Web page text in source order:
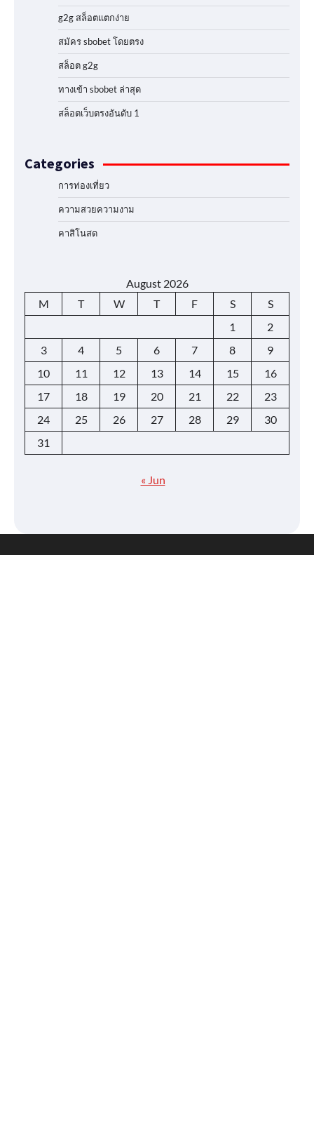
g2g สล็อตแตกง่าย
สมัคร sbobet โดยตรง
สล็อต g2g
ทางเข้า sbobet ล่าสุด
สล็อตเว็บตรงอันดับ 1
Categories
การท่องเที่ยว
ความสวยความงาม
คาสิโนสด
August 2026
M
T W T F S
S
1
2
3
4 5 6 7 8
9
10
11 12 13 14 15
16
17
18 19 20 21 22
23
24
25 26 27 28 29
30
31
« Jun